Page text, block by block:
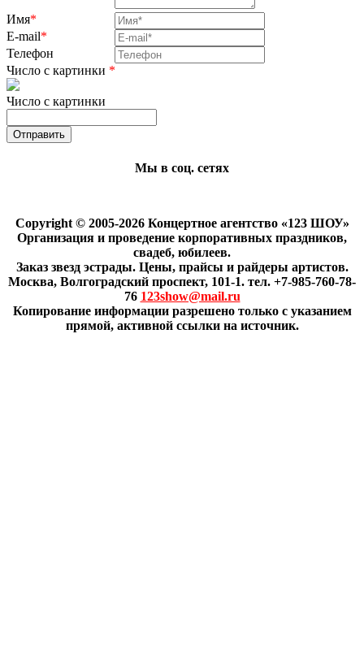
Имя*
E-mail*
Телефон
Число с картинки *
Число с картинки
Мы в соц. сетях
Copyright © 2005-2026 Концертное агентство «123 ШОУ»
Организация и проведение корпоративных праздников,
свадеб, юбилеев.
Заказ звезд эстрады. Цены, прайсы и райдеры артистов.
Москва, Волгоградский проспект, 101-1. тел. +7-985-760-78-
76 123show@mail.ru
Копирование информации разрешено только с указанием
прямой, активной ссылки на источник.